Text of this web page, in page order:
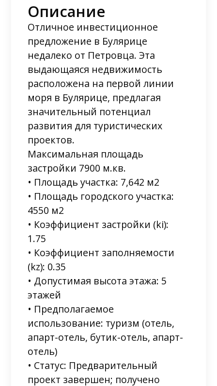
Описание
Отличное инвестиционное
предложение в Булярице
недалеко от Петровца. Эта
выдающаяся недвижимость
расположена на первой линии
моря в Булярице, предлагая
значительный потенциал
развития для туристических
проектов.
Максимальная площадь
застройки 7900 м.кв.
• Площадь участка: 7,642 м2
• Площадь городского участка:
4550 м2
• Коэффициент застройки (ki):
1.75
• Коэффициент заполняемости
(kz): 0.35
• Допустимая высота этажа: 5
этажей
• Предполагаемое
использование: туризм (отель,
апарт-отель, бутик-отель, апарт-
отель)
• Статус: Предварительный
проект завершен; получено